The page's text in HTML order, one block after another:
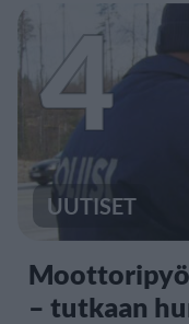
4
UUTISET
– tutkaan